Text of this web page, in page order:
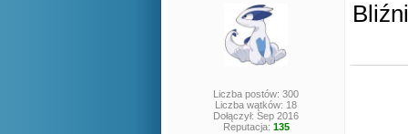
Liczba postów: 300
Liczba wątków: 18
Dołączył: Sep 2016
Reputacja: 135